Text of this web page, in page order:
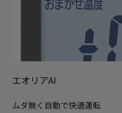
エオリアAI
ムダ無く自動で快適運転